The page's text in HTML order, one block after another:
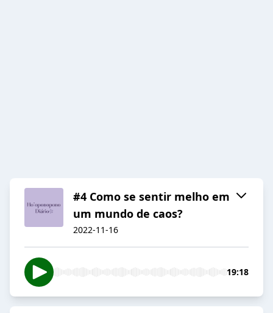
#4 Como se sentir melho em
um mundo de caos?
2022-11-16
19:18